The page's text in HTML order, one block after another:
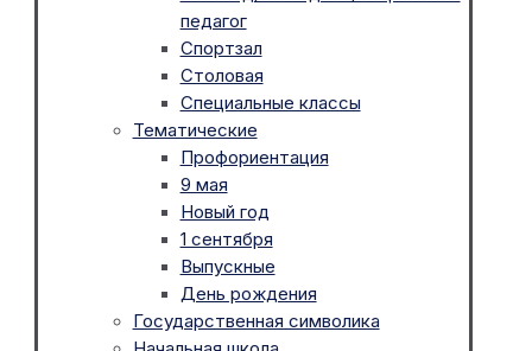
педагог
Спортзал
Столовая
Специальные классы
Тематические
Профориентация
9 мая
Новый год
1 сентября
Выпускные
День рождения
Государственная символика